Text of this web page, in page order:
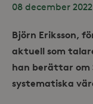
08 december 2022
Björn Eriksson,
aktuell som
han berättar om
systematiska